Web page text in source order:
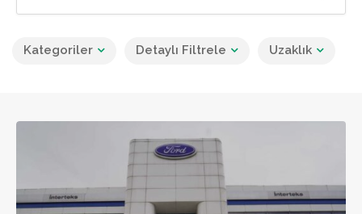
Kategoriler Detaylı Filtrele Uzaklık